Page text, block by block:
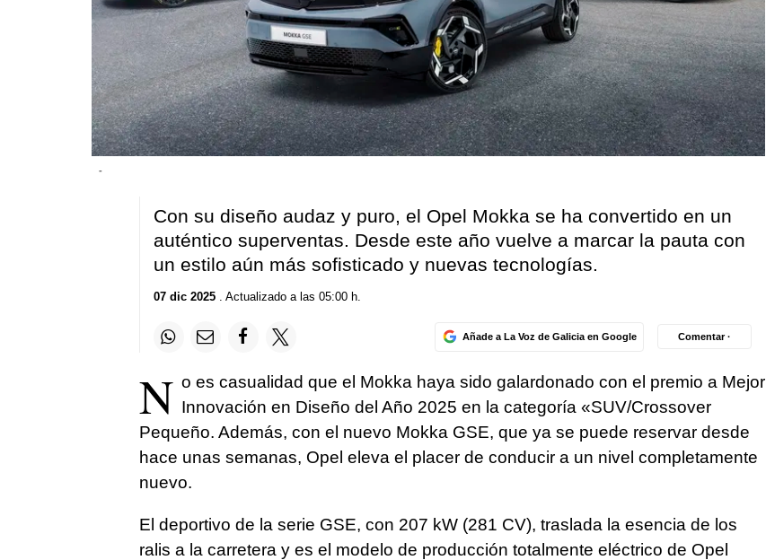
-
Con su diseño audaz y puro, el Opel Mokka se ha convertido en un
auténtico superventas. Desde este año vuelve a marcar la pauta con
un estilo aún más sofisticado y nuevas tecnologías.
07 dic 2025. Actualizado a las 05:00 h.
Añade a La Voz de Galicia en Google Comentar ·
N o es casualidad que el Mokka haya sido galardonado con el premio a Mejor
Innovación en Diseño del Año 2025 en la categoría «SUV/Crossover
Pequeño. Además, con el nuevo Mokka GSE, que ya se puede reservar desde
hace unas semanas, Opel eleva el placer de conducir a un nivel completamente
nuevo.
El deportivo de la serie GSE, con 207 kW (281 CV), traslada la esencia de los
ralis a la carretera y es el modelo de producción totalmente eléctrico de Opel